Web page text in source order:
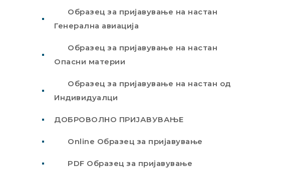
Образец за пријавување на настан
Генерална авиација
Образец за пријавување на настан
Опасни материи
Образец за пријавување на настан од
Индивидуалци
ДОБРОВОЛНО ПРИЈАВУВАЊЕ
Online Образец за пријавување
PDF Образец за пријавување